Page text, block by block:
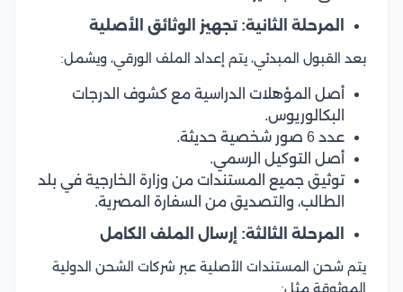
المرحلة الثانية: تجهيز الوثائق الأصلية
بعد القبول المبدئي، يتم إعداد الملف الورقي، ويشمل:
أصل المؤهلات الدراسية مع كشوف الدرجات
البكالوريوس.
عدد 6 صور شخصية حديثة.
أصل التوكيل الرسمي.
توثيق جميع المستندات من وزارة الخارجية في بلد
الطالب، والتصديق من السفارة المصرية.
المرحلة الثالثة: إرسال الملف الكامل
يتم شحن المستندات الأصلية عبر شركات الشحن الدولية
الموثوقة مثل: